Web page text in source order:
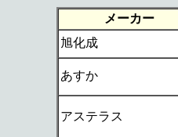
メーカー
旭化成
あすか
アステラス